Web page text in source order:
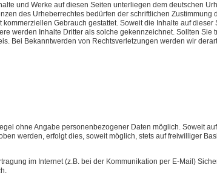
und Werke auf diesen Seiten unterliegen dem deutschen
des Urheberrechtes bedürfen der schriftlichen
Gebrauch gestattet. Soweit die Inhalte auf
werden Inhalte Dritter als solche gekennzeichnet. Sollten
Bei Bekanntwerden von Rechtsverletzungen werden wir
ohne Angabe personenbezogener Daten möglich. Soweit
werden, erfolgt dies, soweit möglich, stets auf freiwilliger
im Internet (z.B. bei der Kommunikation per E-Mail)